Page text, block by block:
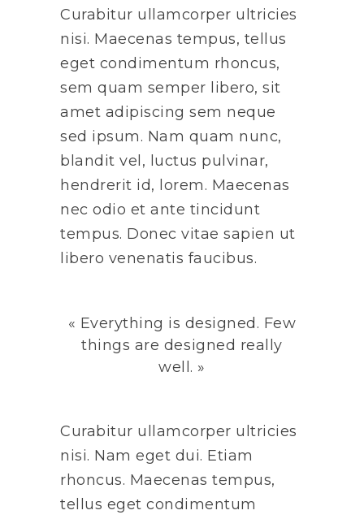
Curabitur ullamcorper ultricies
nisi. Maecenas tempus, tellus
eget condimentum rhoncus,
sem quam semper libero, sit
amet adipiscing sem neque
sed ipsum. Nam quam nunc,
blandit vel, luctus pulvinar,
hendrerit id, lorem. Maecenas
nec odio et ante tincidunt
tempus. Donec vitae sapien ut
libero venenatis faucibus.
« Everything is designed. Few
things are designed really
well. »
Curabitur ullamcorper ultricies
nisi. Nam eget dui. Etiam
rhoncus. Maecenas tempus,
tellus eget condimentum